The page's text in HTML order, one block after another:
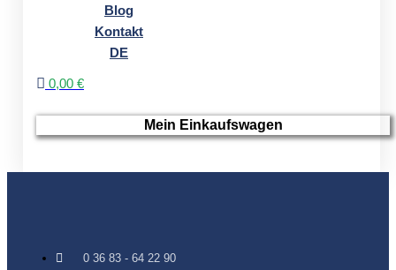
Blog
Kontakt
DE
0,00 €
Mein Einkaufswagen
0 36 83 - 64 22 90